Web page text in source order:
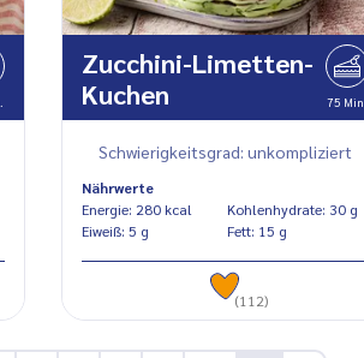
Zucchini-Limetten-
Kuchen
75 Min.
Schwierigkeitsgrad: unkompliziert
Nährwerte
Energie: 280 kcal
Eiweiß: 5 g
Kohlenhydrate: 30 g
Fett: 15 g
(112)